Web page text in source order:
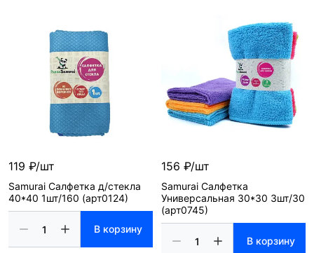
119 ₽/шт
Samurai Салфетка д/стекла
40*40 1шт/160 (арт0124)
В корзину
156 ₽/шт
Samurai Салфетка
Универсальная 30*30 3шт/30
(арт0745)
В корзину